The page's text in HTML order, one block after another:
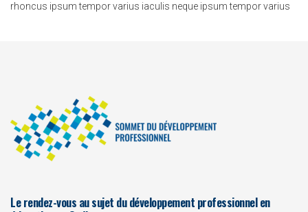
rhoncus ipsum tempor varius iaculis neque ipsum tempor varius
Le rendez-vous au sujet du développement professionnel en